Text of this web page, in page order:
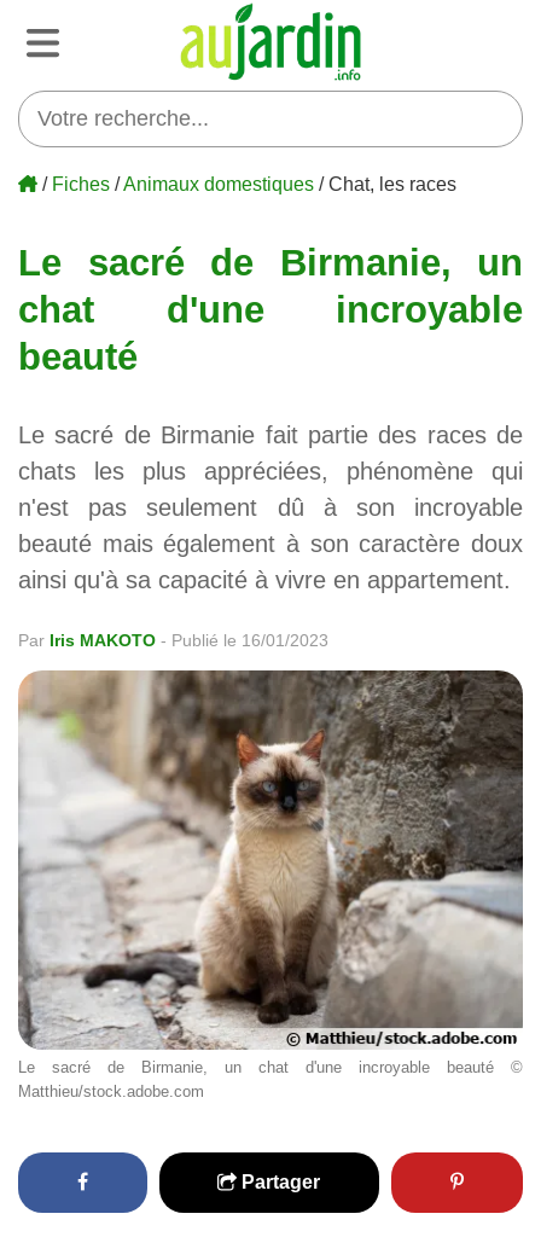
/ Fiches /Animaux domestiques / Chat, les races
Le sacré de Birmanie, un
chat d'une incroyable
beauté
Le sacré de Birmanie fait partie des races de
chats les plus appréciées, phénomène qui
n'est pas seulement dû à son incroyable
beauté mais également à son caractère doux
ainsi qu'à sa capacité à vivre en appartement.
Par Iris MAKOTO - Publié le 16/01/2023
Le sacré de Birmanie, un chat d'une incroyable beauté ©
Matthieu/stock.adobe.com
Partager